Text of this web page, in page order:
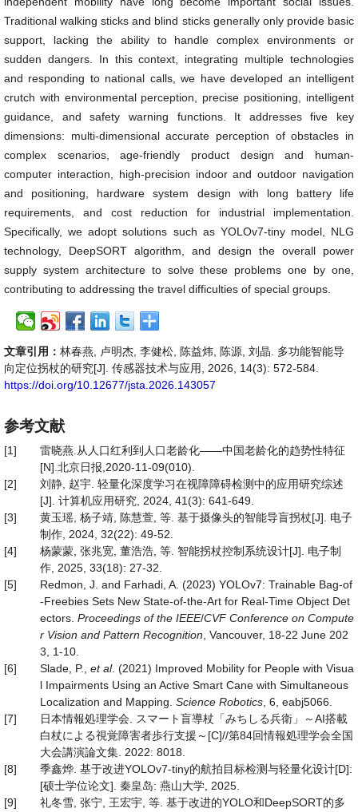
Traditional walking sticks and blind sticks generally only provide basic
support, lacking the ability to handle complex environments or
sudden dangers. In this context, integrating multiple technologies
and responding to national calls, we have developed an intelligent
crutch with environmental perception, precise positioning, intelligent
guidance, and safety warning functions. It addresses five key
dimensions: multi-dimensional accurate perception of obstacles in
complex scenarios, age-friendly product design and human-
computer interaction, high-precision indoor and outdoor navigation
and positioning, hardware system design with long battery life
requirements, and cost reduction for industrial implementation.
Specifically, we adopt solutions such as YOLOv7-tiny model, NLG
technology, DeepSORT algorithm, and design the overall power
supply system architecture to solve these problems one by one,
contributing to addressing the travel difficulties of special groups.
文章引用： 林春燕, 卢明杰, 李健松, 陈益炜, 陈源, 刘晶. 多功能智能导
向定位拐杖的研究[J]. 传感器技术与应用, 2026, 14(3): 572-584.
https://doi.org/10.12677/jsta.2026.143057
参考文献
[1]
雷晓燕.从人口红利到人口老龄化——中国老龄化的趋势性特征
[N].北京日报,2020-11-09(010).
[2]
刘静, 赵宇. 轻量化深度学习在视障障碍检测中的应用研究综述
[J]. 计算机应用研究, 2024, 41(3): 641-649.
[3]
黄玉瑶, 杨子靖, 陈慧萱, 等. 基于摄像头的智能导盲拐杖[J]. 电子
制作, 2024, 32(22): 49-52.
[4]
杨蒙蒙, 张兆宽, 董浩浩, 等. 智能拐杖控制系统设计[J]. 电子制
作, 2025, 33(18): 27-32.
[5]
Redmon, J. and Farhadi, A. (2023) YOLOv7: Trainable Bag-of
-Freebies Sets New State-of-the-Art for Real-Time Object Det
ectors. Proceedings of the IEEE/CVF Conference on Compute
r Vision and Pattern Recognition , Vancouver, 18-22 June 202
3, 1-10.
[6]
Slade, P., et al. (2021) Improved Mobility for People with Visua
l Impairments Using an Active Smart Cane with Simultaneous
Localization and Mapping. Science Robotics , 6, eabj5066.
[7]
日本情報処理学会. スマート盲導杖「みちしる兵衛」～AI搭載
白杖による視覚障害者歩行支援～[C]//第84回情報処理学会全国
大会講演論文集. 2022: 8018.
[8]
季鑫烨. 基于改进YOLOv7-tiny的航拍目标检测与轻量化设计[D]:
[硕士学位论文]. 秦皇岛: 燕山大学, 2025.
[9]
礼冬雪, 张宁, 王宏宇, 等. 基于改进的YOLO和DeepSORT的多